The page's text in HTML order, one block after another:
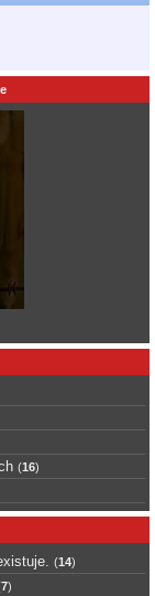
(16)
(14)
7)